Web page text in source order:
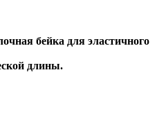
бейка для эластичного
длины.